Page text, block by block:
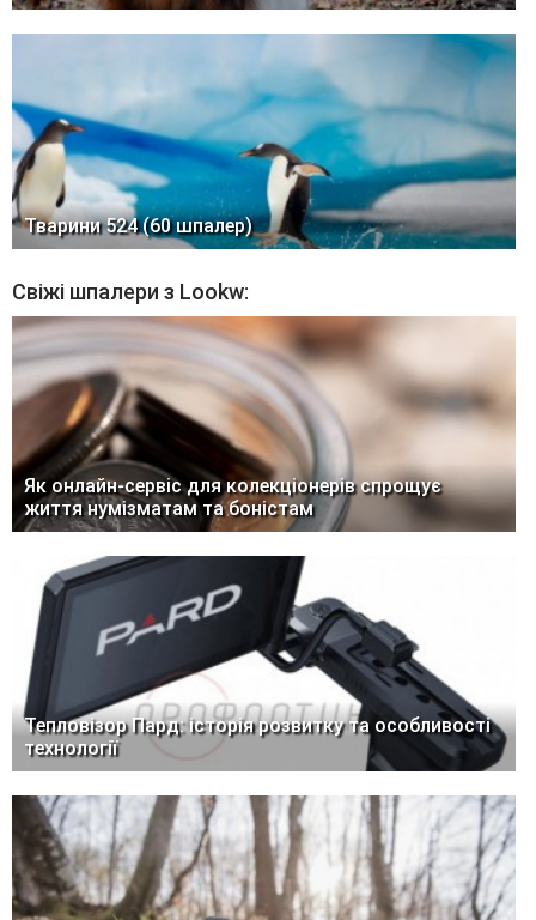
Тварини 524 (60 шпалер)
Свіжі шпалери з Lookw:
Як онлайн-сервіс для колекціонерів спрощує
життя нумізматам та боністам
Тепловізор Пард: історія розвитку та особливості
технології